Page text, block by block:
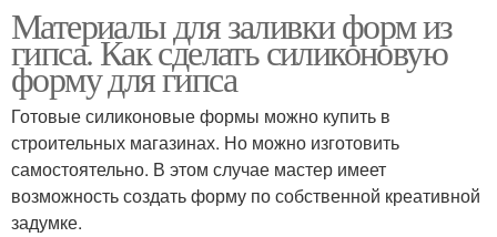
Материалы для заливки форм из
гипса. Как сделать силиконовую
форму для гипса
Готовые силиконовые формы можно купить в
строительных магазинах. Но можно изготовить
самостоятельно. В этом случае мастер имеет
возможность создать форму по собственной креативной
задумке.